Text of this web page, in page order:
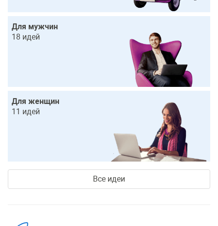
Для мужчин
18 идей
Для женщин
11 идей
Все идеи